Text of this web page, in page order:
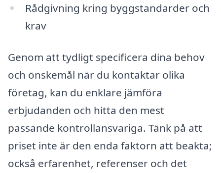
Rådgivning kring byggstandarder och
krav
Genom att tydligt specificera dina behov
och önskemål när du kontaktar olika
företag, kan du enklare jämföra
erbjudanden och hitta den mest
passande kontrollansvariga. Tänk på att
priset inte är den enda faktorn att beakta;
också erfarenhet, referenser och det